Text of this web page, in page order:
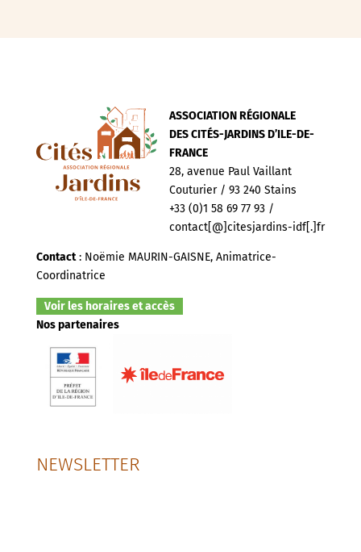
ASSOCIATION RÉGIONALE
DES CITÉS-JARDINS D’ILE-DE-
FRANCE
28, avenue Paul Vaillant
Couturier / 93 240 Stains
+33 (0)1 58 69 77 93 /
contact[@]citesjardins-idf[.]fr
Contact: Noëmie MAURIN-GAISNE, Animatrice-
Coordinatrice
Voir les horaires et accès
Nos partenaires
NEWSLETTER